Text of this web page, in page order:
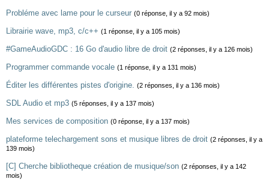
Probléme avec lame pour le curseur (0 réponse, il y a 92 mois)
Librairie wave, mp3, c/c++ (1 réponse, il y a 105 mois)
#GameAudioGDC : 16 Go d'audio libre de droit (2 réponses, il y a 126 mois)
Programmer commande vocale (1 réponse, il y a 131 mois)
Éditer les différentes pistes d'origine. (2 réponses, il y a 136 mois)
SDL Audio et mp3 (5 réponses, il y a 137 mois)
Mes services de composition (0 réponse, il y a 137 mois)
plateforme telechargement sons et musique libres de droit (2 réponses, il y a
139 mois)
[C] Cherche bibliotheque création de musique/son (2 réponses, il y a 142
mois)